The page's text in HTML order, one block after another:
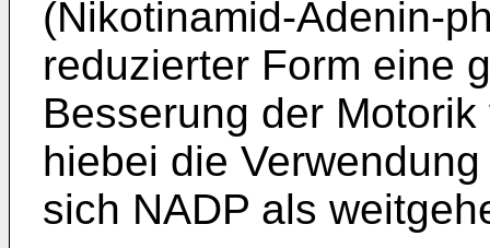
(Nikotinamid-Adenin-
reduzierter Form eine
Besserung der
hiebei die
sich NADP als